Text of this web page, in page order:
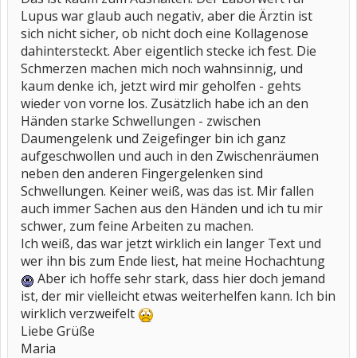
Lupus war glaub auch negativ, aber die Ärztin ist
sich nicht sicher, ob nicht doch eine Kollagenose
dahintersteckt. Aber eigentlich stecke ich fest. Die
Schmerzen machen mich noch wahnsinnig, und
kaum denke ich, jetzt wird mir geholfen - gehts
wieder von vorne los. Zusätzlich habe ich an den
Händen starke Schwellungen - zwischen
Daumengelenk und Zeigefinger bin ich ganz
aufgeschwollen und auch in den Zwischenräumen
neben den anderen Fingergelenken sind
Schwellungen. Keiner weiß, was das ist. Mir fallen
auch immer Sachen aus den Händen und ich tu mir
schwer, zum feine Arbeiten zu machen.
Ich weiß, das war jetzt wirklich ein langer Text und
wer ihn bis zum Ende liest, hat meine Hochachtung
Aber ich hoffe sehr stark, dass hier doch jemand
ist, der mir vielleicht etwas weiterhelfen kann. Ich bin
wirklich verzweifelt
Liebe Grüße
Maria